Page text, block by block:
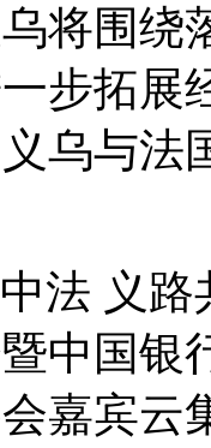
将围绕
步拓展
乌与法
法 义
中国银
嘉宾云